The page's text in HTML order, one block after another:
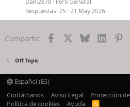
Dani2870 Foro General
Respuestas 25 21 May 2026
Compartir: Facebook Bluesky
Off Topic
Español (ES)
Contáctanos
Aviso Legal
Protección
Política de cookies
Ayuda
R